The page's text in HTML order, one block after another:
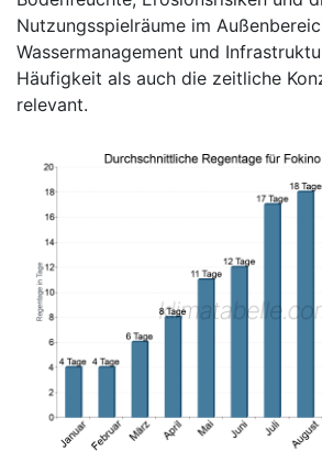
Nutzungsspielräume im
Wassermanagement und
Häufigkeit als auch die zeitliche
relevant.